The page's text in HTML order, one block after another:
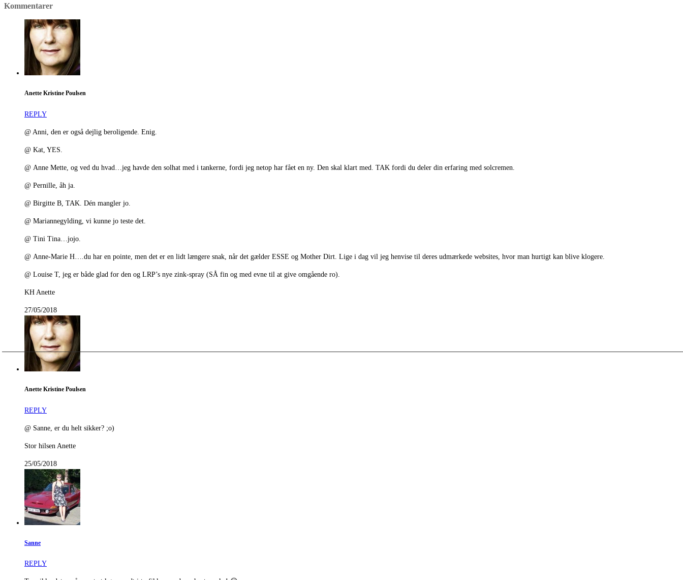
Kommentarer
Anette Kristine Poulsen
REPLY
@ Anni, den er også dejlig beroligende. Enig.
@ Kat, YES.
@ Anne Mette, og ved du hvad…jeg havde den solhat med i tankerne, fordi jeg netop har fået en ny. Den skal klart med. TAK fordi du deler din erfaring med solcremen.
@ Pernille, åh ja.
@ Birgitte B, TAK. Dén mangler jo.
@ Mariannegylding, vi kunne jo teste det.
@ Tini Tina…jojo.
@ Anne-Marie H….du har en pointe, men det er en lidt længere snak, når det gælder ESSE og Mother Dirt. Lige i dag vil jeg henvise til deres udmærkede websites, hvor man hurtigt kan blive klogere.
@ Louise T, jeg er både glad for den og LRP’s nye zink-spray (SÅ fin og med evne til at give omgående ro).
KH Anette
27/05/2018
Anette Kristine Poulsen
REPLY
@ Sanne, er du helt sikker? ;o)
Stor hilsen Anette
25/05/2018
Sanne
REPLY